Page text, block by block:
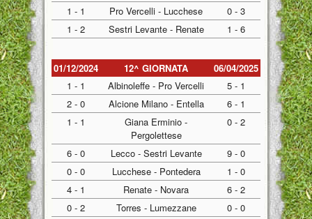
1 - 1
Pro Vercelli - Lucchese
0 - 3
1 - 2
Sestri Levante - Renate 1 - 6
01/12/2024 12^ GIORNATA
06/04/2025
1 - 1
Albinoleffe - Pro Vercelli
5 - 1
2 - 0
Alcione Milano - Entella
6 - 1
1 - 1
Giana Erminio -
Pergolettese
0 - 2
6 - 0 Lecco - Sestri Levante
9 - 0
0 - 0
Lucchese - Pontedera
1 - 0
4 - 1
Renate - Novara
6 - 2
0 - 2
Torres - Lumezzane 0 - 0